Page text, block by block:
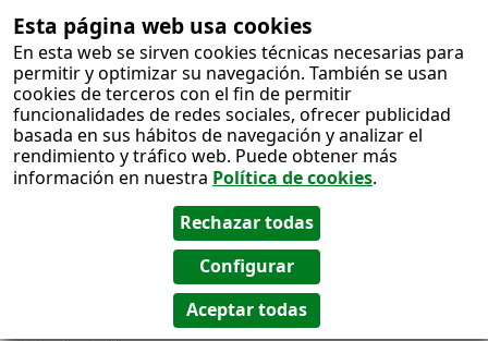
Esta página web usa cookies
En esta web se sirven cookies técnicas necesarias para
permitir y optimizar su navegación. También se usan
cookies de terceros con el fin de permitir
funcionalidades de redes sociales, ofrecer publicidad
basada en sus hábitos de navegación y analizar el
rendimiento y tráfico web. Puede obtener más
información en nuestra Política de cookies.